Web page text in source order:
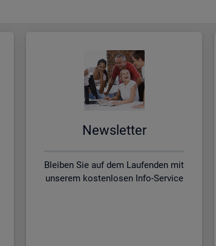
News­let­ter
Bleiben Sie auf dem Laufenden mit
unserem kostenlosen Info-Service